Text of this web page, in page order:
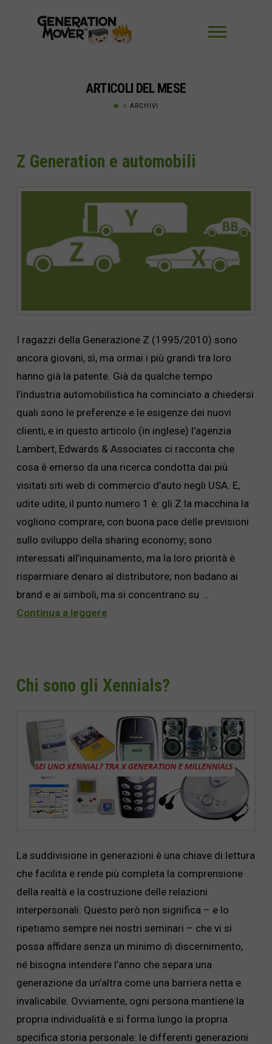
ARTICOLI DEL MESE
ARCHIVI
Z Generation e automobili
I ragazzi della Generazione Z (1995/2010) sono
ancora giovani, sì, ma ormai i più grandi tra loro
hanno già la patente. Già da qualche tempo
l’industria automobilistica ha cominciato a chiedersi
quali sono le preferenze e le esigenze dei nuovi
clienti, e in questo articolo (in inglese) l’agenzia
Lambert, Edwards & Associates ci racconta che
cosa è emerso da una ricerca condotta dai più
visitati siti web di commercio d’auto negli USA. E,
udite udite, il punto numero 1 è: gli Z la macchina la
vogliono comprare, con buona pace delle previsioni
sullo sviluppo della sharing economy; sono
interessati all’inquinamento, ma la loro priorità è
risparmiare denaro al distributore; non badano ai
brand e ai simboli, ma si concentrano su …
Continua a leggere
Chi sono gli Xennials?
La suddivisione in generazioni è una chiave di lettura
che facilita e rende più completa la comprensione
della realtà e la costruzione delle relazioni
interpersonali. Questo però non significa – e lo
ripetiamo sempre nei nostri seminari – che vi si
possa affidare senza un minimo di discernimento,
né bisogna intendere l’anno che separa una
generazione da un’altra come una barriera netta e
invalicabile. Ovviamente, ogni persona mantiene la
propria individualità e si forma lungo la propria
specifica storia personale: le differenti generazioni